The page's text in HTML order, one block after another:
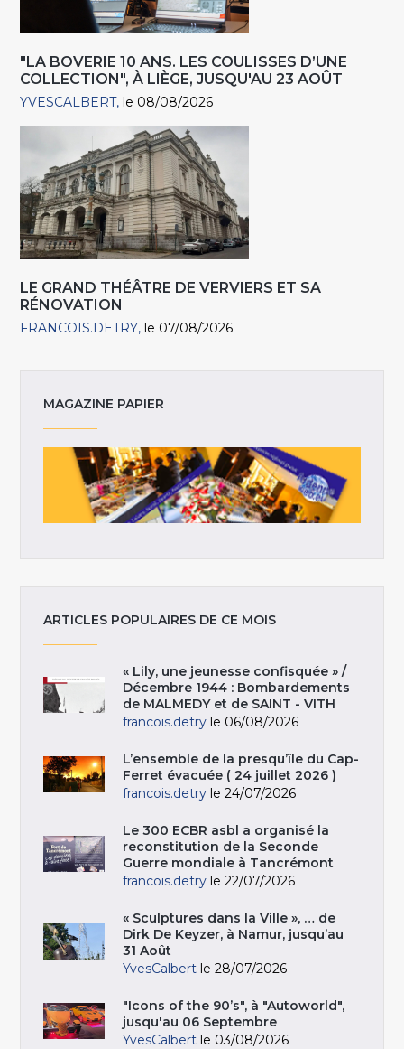
"LA BOVERIE 10 ANS. LES COULISSES D’UNE
COLLECTION", À LIÈGE, JUSQU'AU 23 AOÛT
YVESCALBERT le 08/08/2026
LE GRAND THÉÂTRE DE VERVIERS ET SA
RÉNOVATION
FRANCOIS.DETRY le 07/08/2026
MAGAZINE PAPIER
ARTICLES POPULAIRES DE CE MOIS
« Lily, une jeunesse confisquée » /
Décembre 1944 : Bombardements
de MALMEDY et de SAINT - VITH
francois.detry le 06/08/2026
L’ensemble de la presqu’île du Cap-
Ferret évacuée ( 24 juillet 2026 )
francois.detry le 24/07/2026
Le 300 ECBR asbl a organisé la
reconstitution de la Seconde
Guerre mondiale à Tancrémont
francois.detry le 22/07/2026
« Sculptures dans la Ville », … de
Dirk De Keyzer, à Namur, jusqu’au
31 Août
YvesCalbert le 28/07/2026
"Icons of the 90’s", à "Autoworld",
jusqu'au 06 Septembre
YvesCalbert le 03/08/2026